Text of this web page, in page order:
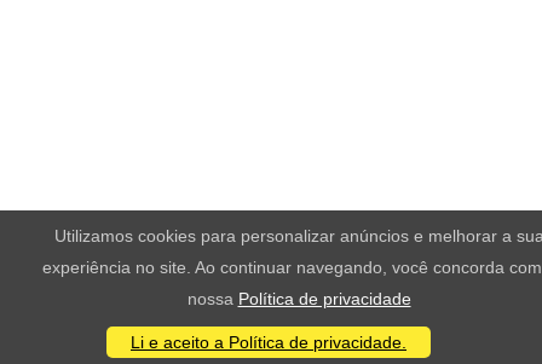
Utilizamos cookies para personalizar anúncios e melhorar a
experiência no site. Ao continuar navegando, você concorda
nossa Política de privacidade
Li e aceito a Política de privacidade.